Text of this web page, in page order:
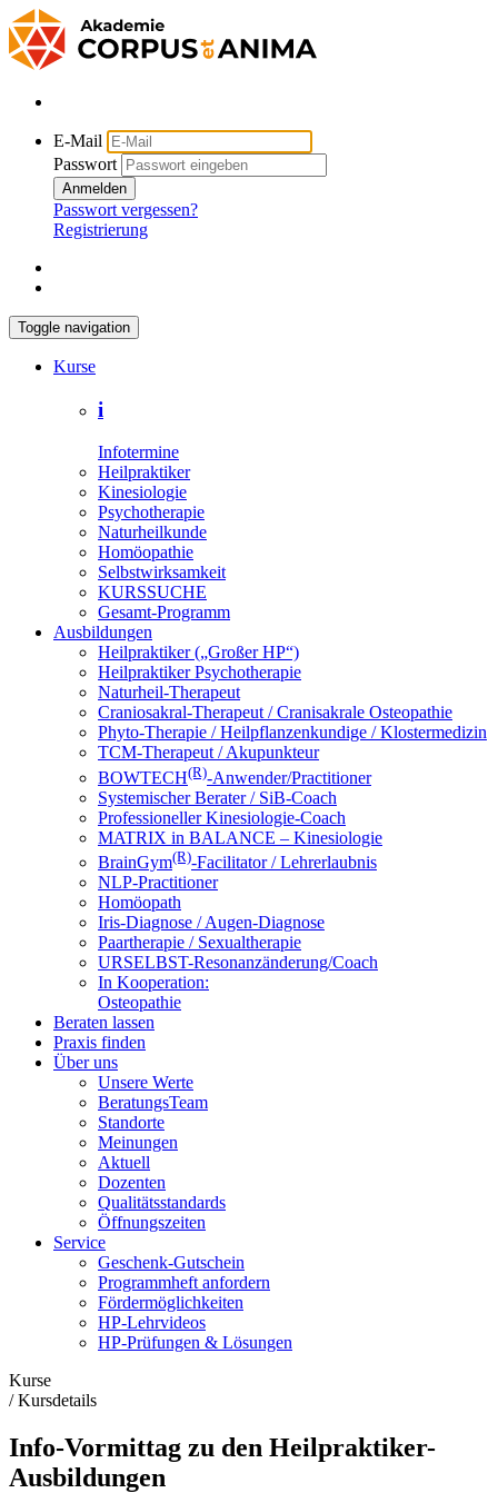
E-Mail
Passwort
Anmelden
Passwort vergessen?
Registrierung
Toggle navigation
Kurse
i
Infotermine
Heilpraktiker
Kinesiologie
Psychotherapie
Naturheilkunde
Homöopathie
Selbstwirksamkeit
KURSSUCHE
Gesamt-Programm
Ausbildungen
Heilpraktiker („Großer HP“)
Heilpraktiker Psychotherapie
Naturheil-Therapeut
Craniosakral-Therapeut / Cranisakrale Osteopathie
Phyto-Therapie / Heilpflanzenkundige / Klostermedizin
TCM-Therapeut / Akupunkteur
BOWTECH(R)-Anwender/Practitioner
Systemischer Berater / SiB-Coach
Professioneller Kinesiologie-Coach
MATRIX in BALANCE – Kinesiologie
BrainGym(R)-Facilitator / Lehrerlaubnis
NLP-Practitioner
Homöopath
Iris-Diagnose / Augen-Diagnose
Paartherapie / Sexualtherapie
URSELBST-Resonanzänderung/Coach
In Kooperation:
Osteopathie
Beraten lassen
Praxis finden
Über uns
Unsere Werte
BeratungsTeam
Standorte
Meinungen
Aktuell
Dozenten
Qualitätsstandards
Öffnungszeiten
Service
Geschenk-Gutschein
Programmheft anfordern
Fördermöglichkeiten
HP-Lehrvideos
HP-Prüfungen & Lösungen
Kurse
/Kursdetails
Info-Vormittag zu den Heilpraktiker-
Ausbildungen